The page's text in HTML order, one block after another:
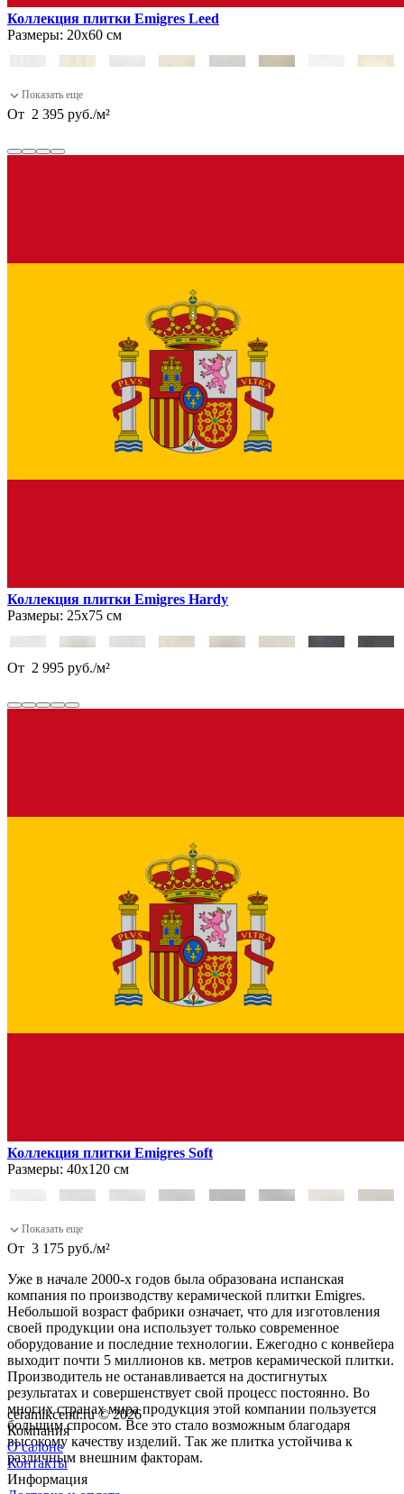
Коллекция плитки Emigres Leed
Размеры: 20х60 см
От 2 395 руб./м²
Коллекция плитки Emigres Hardy
Размеры: 25х75 см
От 2 995 руб./м²
Коллекция плитки Emigres Soft
Размеры: 40х120 см
От 3 175 руб./м²
Уже в начале 2000-х годов была образована испанская
компания по производству керамической плитки Emigres.
Небольшой возраст фабрики означает, что для изготовления
своей продукции она использует только современное
оборудование и последние технологии. Ежегодно с конвейера
выходит почти 5 миллионов кв. метров керамической плитки.
Производитель не останавливается на достигнутых
результатах и совершенствует свой процесс постоянно. Во
многих странах мира продукция этой компании пользуется
большим спросом. Все это стало возможным благодаря
высокому качеству изделий. Так же плитка устойчива к
различным внешним факторам.
ceramikcentr.ru© 2026
Компания
О салоне
Контакты
Информация